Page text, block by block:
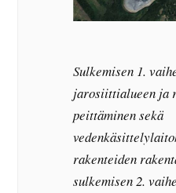
Sulkemisen 1.
jarosiittialueen ja
peittäminen sekä
rakenteiden
sulkemisen 2.